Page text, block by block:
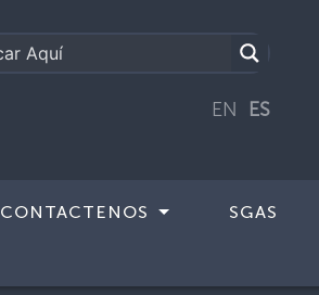
EN ES
CONTACTENOS SGAS